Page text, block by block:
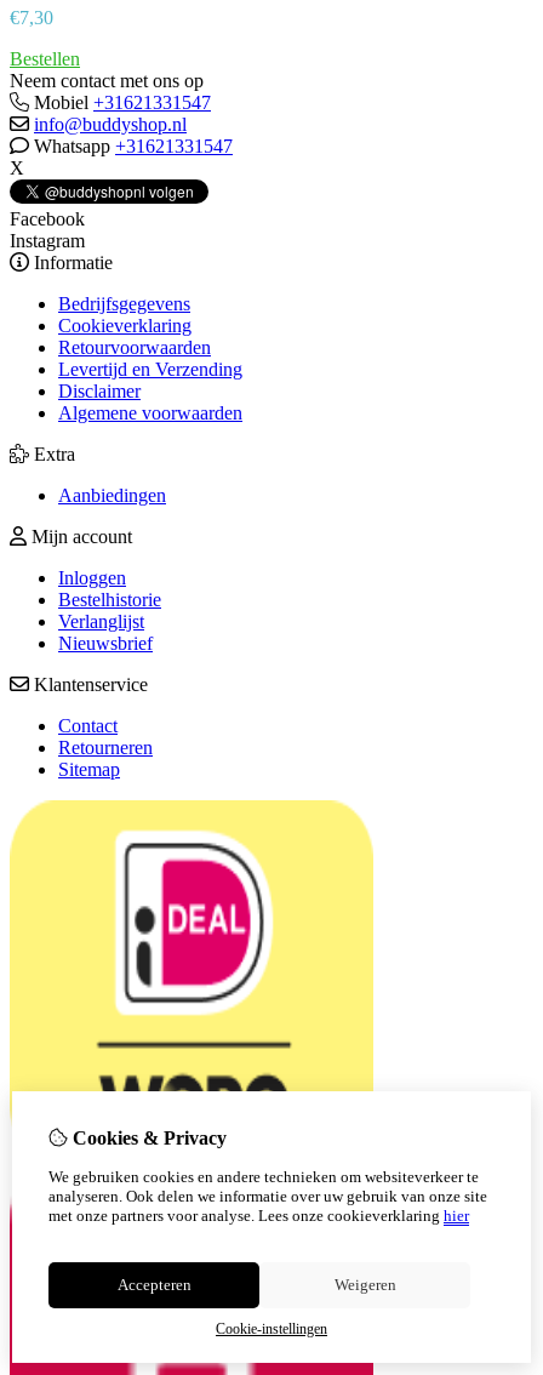
€7,30
Bestellen
Neem contact met ons op
Mobiel +31621331547
info@buddyshop.nl
Whatsapp +31621331547
X
Facebook
Instagram
Informatie
Bedrijfsgegevens
Cookieverklaring
Retourvoorwaarden
Levertijd en Verzending
Disclaimer
Algemene voorwaarden
Extra
Aanbiedingen
Mijn account
Inloggen
Bestelhistorie
Verlanglijst
Nieuwsbrief
Klantenservice
Contact
Retourneren
Sitemap
Cookies & Privacy
We gebruiken cookies en andere technieken om websiteverkeer te
analyseren. Ook delen we informatie over uw gebruik van onze site
met onze partners voor analyse. Lees onze cookieverklaring hier
Accepteren Weigeren
Cookie-instellingen